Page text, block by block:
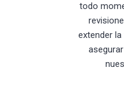
todo
extender la